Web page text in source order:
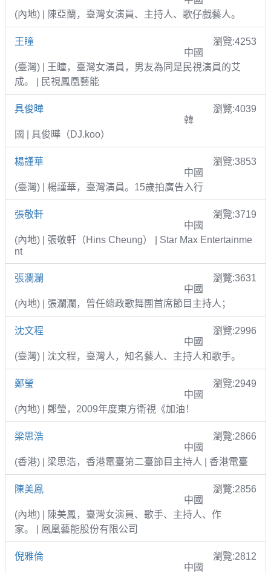
(內地) | 陳亞蘭，臺灣女演員、主持人、歌仔戲藝人。
王瞳
瀏覽:4253
中國
(臺灣) | 王瞳，臺灣女演員，男友為同是民視演員的艾
成。 | 民視鳳凰藝能
具俊曄
瀏覽:4039
韓
國 | 具俊曄（DJ.koo）
楊謹華
瀏覽:3853
中國
(臺灣) | 楊謹華，臺灣演員。15歲拍廣告入行
張敬軒
瀏覽:3719
中國
(內地) | 張敬軒（Hins Cheung） | Star Max Entertainme
nt
張瀾瀾
瀏覽:3631
中國
(內地) | 張瀾瀾，曾任總政歌舞團首席節目主持人；
沈文程
瀏覽:2996
中國
(臺灣) | 沈文程，臺灣人，知名藝人、主持人和歌手。
鄭瑩
瀏覽:2949
中國
(內地) | 鄭瑩，2009年度東方衛視《加油！
梁思浩
瀏覽:2866
中國
(香港) | 梁思浩，香港電臺第二臺節目主持人 | 香港電臺
陳美鳳
瀏覽:2856
中國
(內地) | 陳美鳳，臺灣女演員、歌手、主持人、作
家。 | 鳳凰藝能股份有限公司
倪雅倫
瀏覽:2812
中國